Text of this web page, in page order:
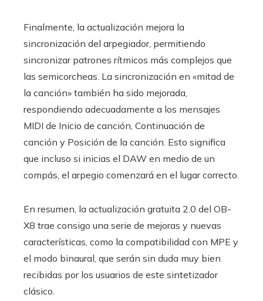
Finalmente, la actualización mejora la
sincronización del arpegiador, permitiendo
sincronizar patrones rítmicos más complejos que
las semicorcheas. La sincronización en «mitad de
la canción» también ha sido mejorada,
respondiendo adecuadamente a los mensajes
MIDI de Inicio de canción, Continuación de
canción y Posición de la canción. Esto significa
que incluso si inicias el DAW en medio de un
compás, el arpegio comenzará en el lugar correcto.
En resumen, la actualización gratuita 2.0 del OB-
X8 trae consigo una serie de mejoras y nuevas
características, como la compatibilidad con MPE y
el modo binaural, que serán sin duda muy bien
recibidas por los usuarios de este sintetizador
clásico.